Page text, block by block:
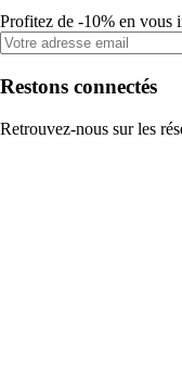
Profitez de -10% en vous
Restons connectés
Retrouvez-nous sur les